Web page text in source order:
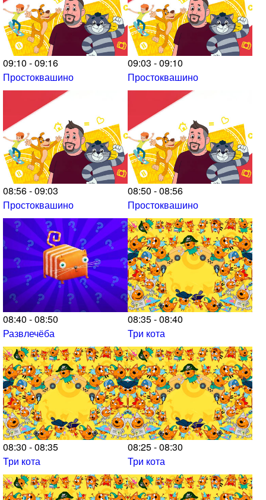
09:10 - 09:16
Простоквашино
09:03 - 09:10
Простоквашино
08:56 - 09:03
Простоквашино
08:50 - 08:56
Простоквашино
08:40 - 08:50
Развлечёба
08:35 - 08:40
Три кота
08:30 - 08:35
Три кота
08:25 - 08:30
Три кота